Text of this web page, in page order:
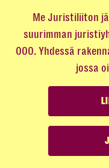
Me Juristiliiton
suurimman
000. Yhdessä
jossa